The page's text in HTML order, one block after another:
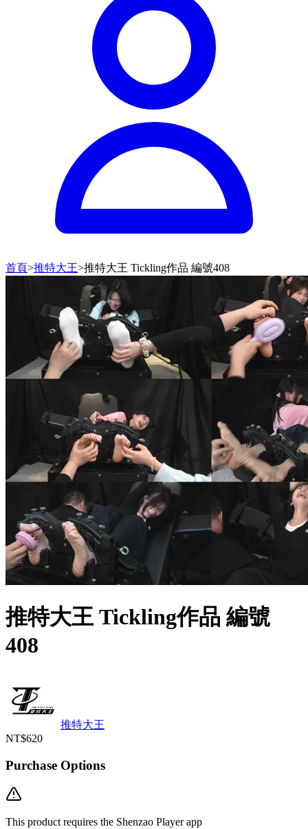
首頁>推特大王>推特大王 Tickling作品 編號408
推特大王 Tickling作品 編號
408
推特大王
NT$620
Purchase Options
This product requires the Shenzao Player app